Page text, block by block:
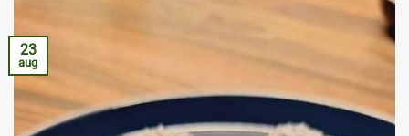
23
aug